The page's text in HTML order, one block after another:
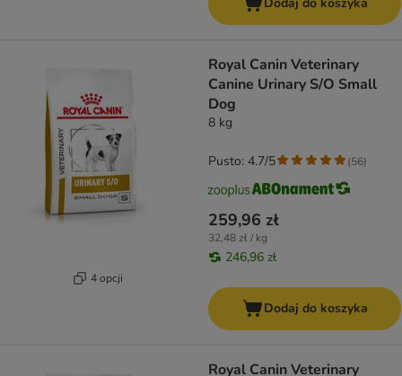
4 opcji
Royal Canin Veterinary
Canine Urinary S/O Small
Dog
8 kg
259,96 zł
32,48 zł / kg
246,96 zł
Pusto: 4.7/5 (56)
Dodaj do koszyka
Royal Canin Veterinary